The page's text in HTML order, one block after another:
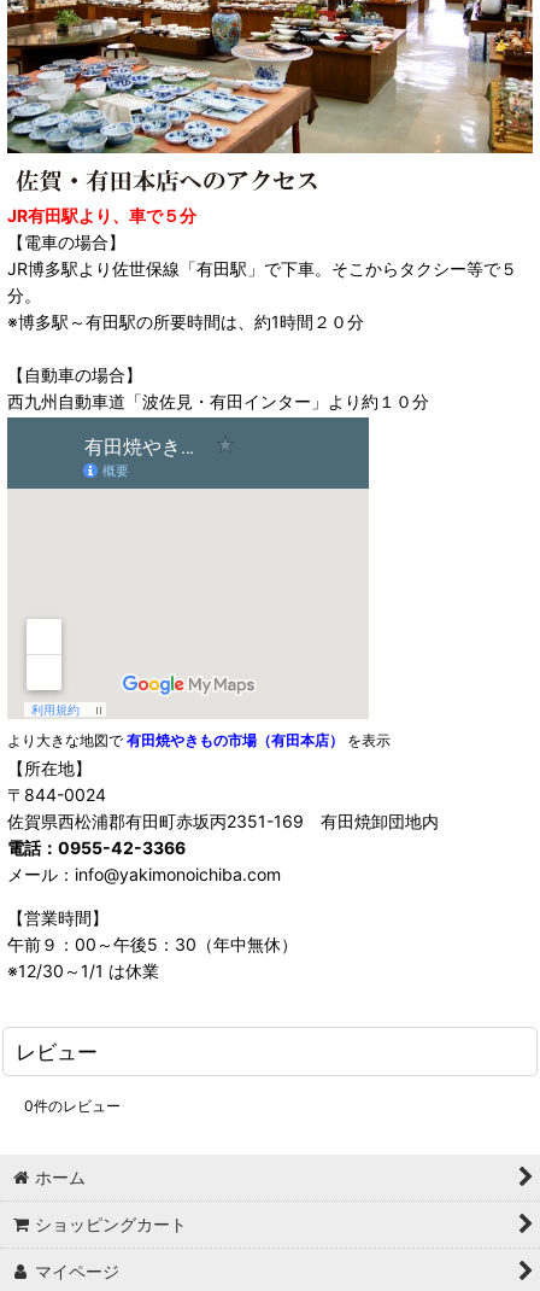
JR有田駅より、車で５分
【電車の場合】
JR博多駅より佐世保線「有田駅」で下車。そこからタクシー等で５
分。
※博多駅～有田駅の所要時間は、約1時間２０分
【自動車の場合】
西九州自動車道「波佐見・有田インター」より約１０分
より大きな地図で 有田焼やきもの市場（有田本店） を表示
【所在地】
〒844-0024
佐賀県西松浦郡有田町赤坂丙2351-169 有田焼卸団地内
電話：0955-42-3366
メール：info@yakimonoichiba.com
【営業時間】
午前９：00～午後5：30（年中無休）
※12/30～1/1 は休業
レビュー
0件のレビュー
ホーム
ショッピングカート
マイページ